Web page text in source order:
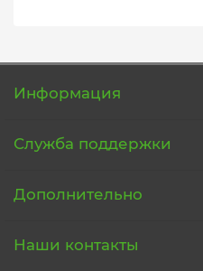
Информация
Служба поддержки
Дополнительно
Наши контакты